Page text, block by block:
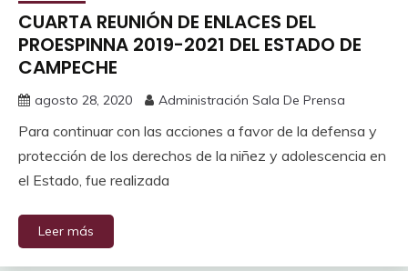
CUARTA REUNIÓN DE ENLACES DEL
PROESPINNA 2019-2021 DEL ESTADO DE
CAMPECHE
agosto 28, 2020 Administración Sala De Prensa
Para continuar con las acciones a favor de la defensa y
protección de los derechos de la niñez y adolescencia en
el Estado, fue realizada
Leer más